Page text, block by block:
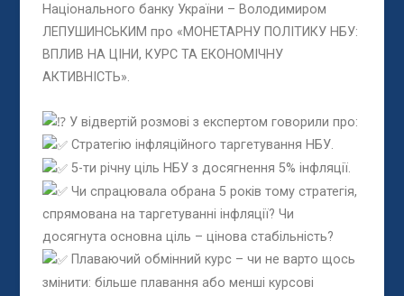
Національного банку України – Володимиром
ЛЕПУШИНСЬКИМ про «МОНЕТАРНУ ПОЛІТИКУ НБУ:
ВПЛИВ НА ЦІНИ, КУРС ТА ЕКОНОМІЧНУ
АКТИВНІСТЬ».
У відвертій розмові з експертом говорили про:
Стратегію інфляційного таргетування НБУ.
5-ти річну ціль НБУ з досягнення 5% інфляції.
Чи спрацювала обрана 5 років тому стратегія,
спрямована на таргетуванні інфляції? Чи
досягнута основна ціль – цінова стабільність?
Плаваючий обмінний курс – чи не варто щось
змінити: більше плавання або менші курсові